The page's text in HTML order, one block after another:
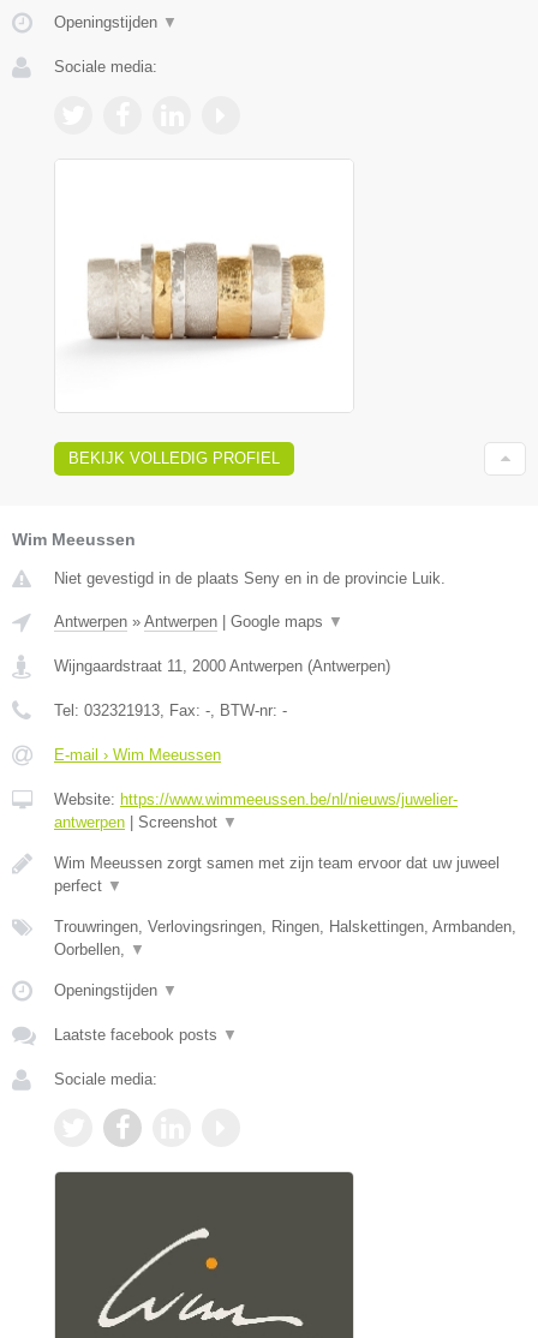
Openingstijden ▼
Sociale media:
BEKIJK VOLLEDIG PROFIEL
Wim Meeussen
Niet gevestigd in de plaats Seny en in de provincie Luik.
Antwerpen » Antwerpen | Google maps ▼
Wijngaardstraat 11 2000 Antwerpen (Antwerpen)
Tel: 032321913 , Fax: - , BTW-nr: -
E-mail › Wim Meeussen
Website: https://www.wimmeeussen.be/nl/nieuws/juwelier-
antwerpen | Screenshot ▼
Wim Meeussen zorgt samen met zijn team ervoor dat uw juweel
perfect ▼
Trouwringen, Verlovingsringen, Ringen, Halskettingen, Armbanden,
Oorbellen,
▼
Openingstijden ▼
Laatste facebook posts ▼
Sociale media: